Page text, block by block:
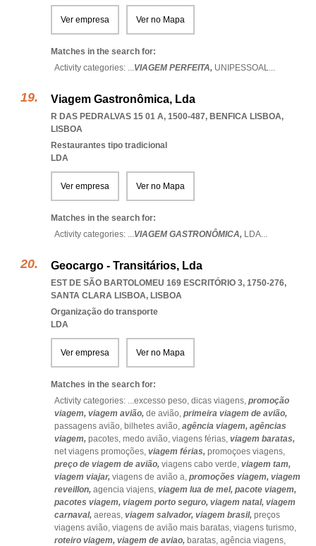
Ver empresa Ver no Mapa
Matches in the search for:
Activity categories: ...VIAGEM PERFEITA, UNIPESSOAL...
Viagem Gastronômica, Lda
R DAS PEDRALVAS 15 01 A, 1500-487, BENFICA LISBOA,
LISBOA
Restaurantes tipo tradicional
LDA
Ver empresa Ver no Mapa
Matches in the search for:
Activity categories: ...VIAGEM GASTRONÔMICA, LDA...
Geocargo - Transitários, Lda
EST DE SÃO BARTOLOMEU 169 ESCRITÓRIO 3, 1750-276,
SANTA CLARA LISBOA, LISBOA
Organização do transporte
LDA
Ver empresa Ver no Mapa
Matches in the search for:
Activity categories: ...excesso peso, dicas viagens, promoção
viagem, viagem avião, de avião, primeira viagem de avião,
passagens avião, bilhetes avião, agência viagem, agências
viagem, pacotes, medo avião, viagens férias, viagem baratas,
net viagens promoções, viagem férias, promoçoes viagens,
preço de viagem de avião, viagens cabo verde, viagem tam,
viagem viajar, viagens de avião a, promoções viagem, viagem
reveillon, agencia viajens, viagem lua de mel, pacote viagem,
pacotes viagem, viagem porto seguro, viagem natal, viagem
carnaval, aereas, viagem salvador, viagem brasil, preços
viagens avião, viagens de avião mais baratas, viagens turismo,
roteiro viagem, viagem de aviao, baratas, agência viagens,